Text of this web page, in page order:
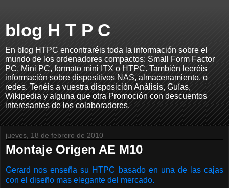
blog H T P C
En blog HTPC encontraréis toda la información sobre el
mundo de los ordenadores compactos: Small Form Factor
PC, Mini PC, formato mini ITX o HTPC. También leeréis
información sobre dispositivos NAS, almacenamiento, o
redes. Tenéis a vuestra disposición Análisis, Guías,
Wikipedia y alguna que otra Promoción con descuentos
interesantes de los colaboradores.
jueves, 18 de febrero de 2010
Montaje Origen AE M10
Gerard nos enseña su HTPC basado en una de las cajas
con el diseño mas elegante del mercado.